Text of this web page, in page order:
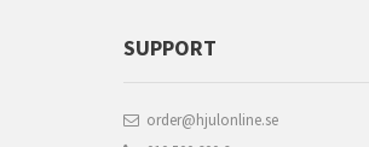
SUPPORT
order@hjulonline.se